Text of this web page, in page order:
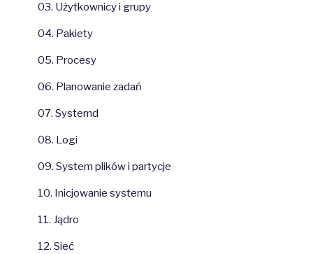
03. Użytkownicy i grupy
04. Pakiety
05. Procesy
06. Planowanie zadań
07. Systemd
08. Logi
09. System plików i partycje
10. Inicjowanie systemu
11. Jądro
12. Sieć